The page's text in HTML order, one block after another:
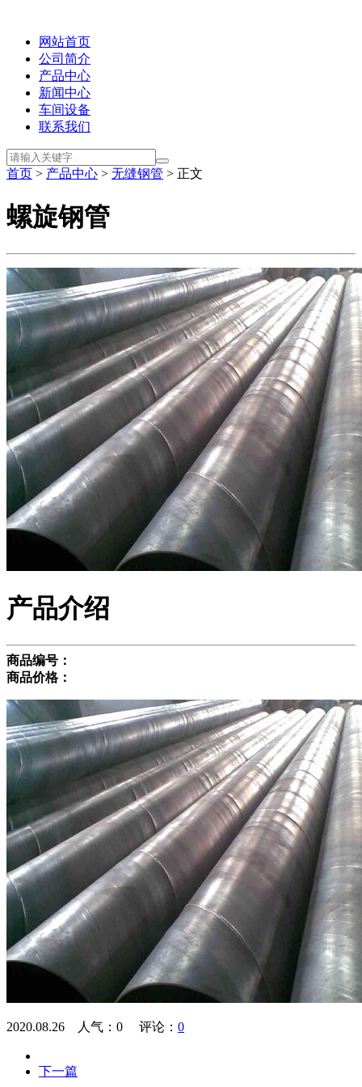
网站首页
公司简介
产品中心
新闻中心
车间设备
联系我们
首页 > 产品中心 > 无缝钢管 > 正文
螺旋钢管
产品介绍
商品编号：
商品价格：
2020.08.26 人气： 0 评论： 0
下一篇